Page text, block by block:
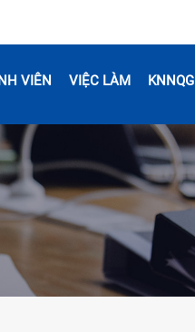
VIÊN VIỆC LÀM KNNQG